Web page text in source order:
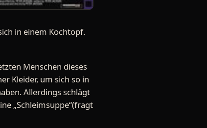
in einem Kochtopf.
Menschen dieses
Kleider, um sich so in
Allerdings schlägt
„Schleimsuppe“(fragt